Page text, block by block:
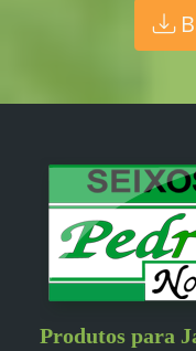
Produtos para